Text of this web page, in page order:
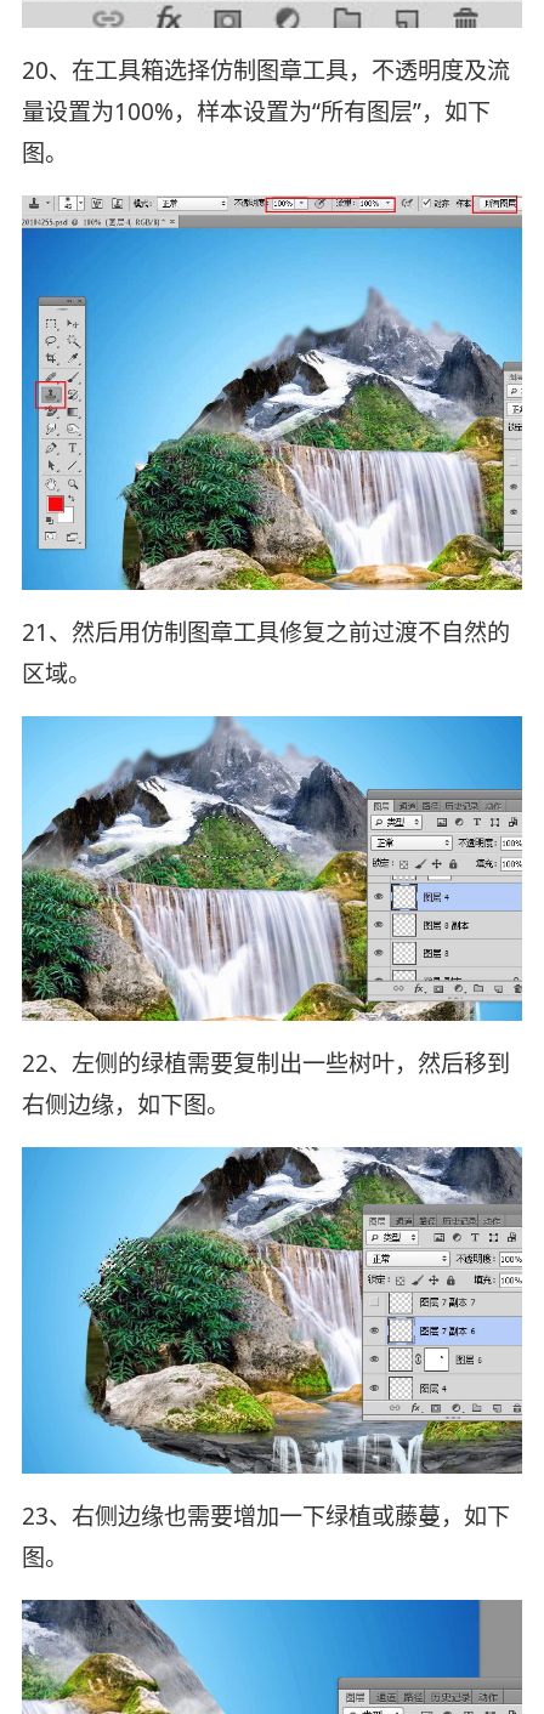
20、在工具箱选择仿制图章工具，不透明度及流
量设置为100%，样本设置为“所有图层”，如下
图。
21、然后用仿制图章工具修复之前过渡不自然的
区域。
22、左侧的绿植需要复制出一些树叶，然后移到
右侧边缘，如下图。
23、右侧边缘也需要增加一下绿植或藤蔓，如下
图。